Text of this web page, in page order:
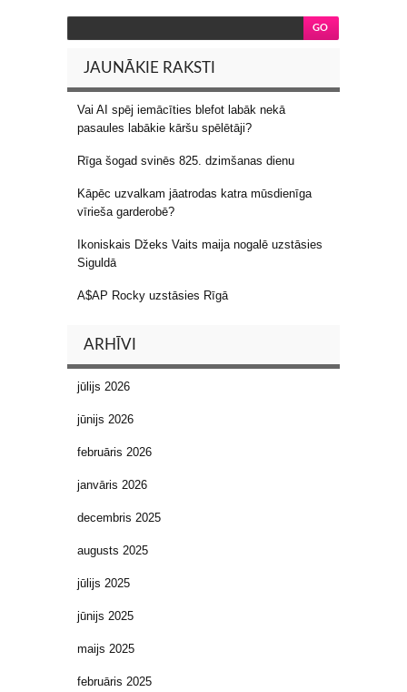
JAUNĀKIE RAKSTI
Vai AI spēj iemācīties blefot labāk nekā
pasaules labākie kāršu spēlētāji?
Rīga šogad svinēs 825. dzimšanas dienu
Kāpēc uzvalkam jāatrodas katra mūsdienīga
vīrieša garderobē?
Ikoniskais Džeks Vaits maija nogalē uzstāsies
Siguldā
A$AP Rocky uzstāsies Rīgā
ARHĪVI
jūlijs 2026
jūnijs 2026
februāris 2026
janvāris 2026
decembris 2025
augusts 2025
jūlijs 2025
jūnijs 2025
maijs 2025
februāris 2025